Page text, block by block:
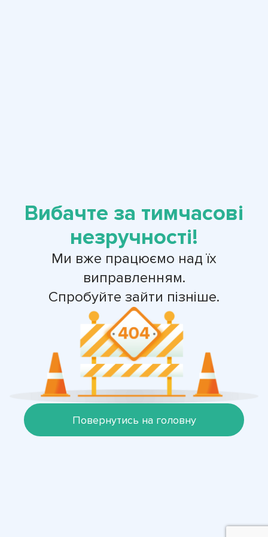
Вибачте за тимчасові
незручності!
Ми вже працюємо над їх
виправленням.
Спробуйте зайти пізніше.
Повернутись на головну